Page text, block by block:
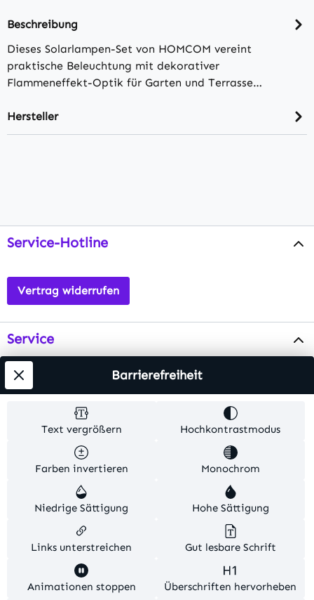
Beschreibung
Dieses Solarlampen-Set von HOMCOM vereint
praktische Beleuchtung mit dekorativer
Flammeneffekt-Optik für Garten und Terrasse…
Hersteller
Service-Hotline
Vertrag widerrufen
Service
Info
Alle Preise inkl. gesetzl. Mehrwertsteuer zzgl.
Versandkosten . Alle Artikelangaben sind
Herstellerangaben und ohne Gewähr.
© 2026 MKV24 – Alle Rechte vorbehalten. Theme by
TC-Innovations
Text vergrößern Hochkontrastmodus
Farben invertieren Monochrom
Niedrige Sättigung Hohe Sättigung
Links unterstreichen Gut lesbare Schrift
Animationen stoppen Überschriften hervorheben
Barrierefreiheit
Diese Website verwendet Cookies, um eine bestmögliche
Erfahrung bieten zu können.